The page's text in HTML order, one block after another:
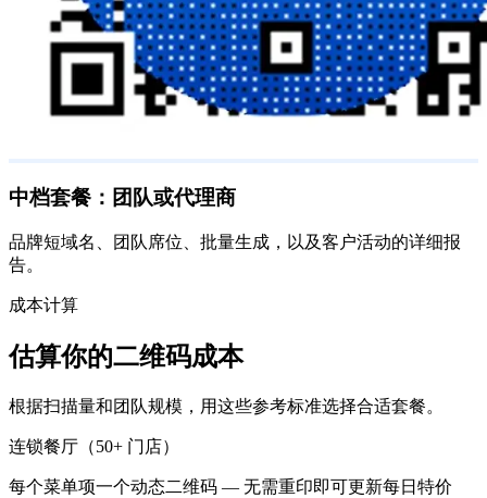
中档套餐：团队或代理商
品牌短域名、团队席位、批量生成，以及客户活动的详细报
告。
成本计算
估算你的二维码成本
根据扫描量和团队规模，用这些参考标准选择合适套餐。
连锁餐厅（50+ 门店）
每个菜单项一个动态二维码 — 无需重印即可更新每日特价